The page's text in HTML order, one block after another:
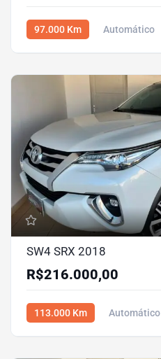
97.000 Km Automático
SW4 SRX 2018
R$216.000,00
113.000 Km Automático